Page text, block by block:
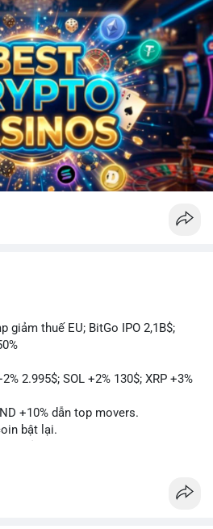
giảm thuế EU; BitGo IPO 2,1B$;
2.995$; SOL +2% 130$; XRP +3%
+10% dẫn top movers.
bật lại.
cho Ethereum.
hành Clarity Act.